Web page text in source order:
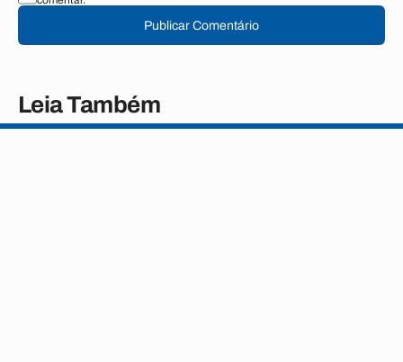
Publicar Comentário
Leia Também